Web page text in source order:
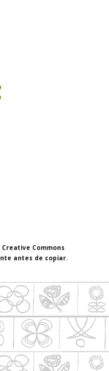
Commons
antes de copiar.